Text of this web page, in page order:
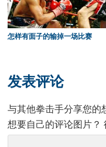
怎样有面子的输掉一场比赛
Interactions
发表评论
与其他拳击手分享您的
想要自己的评论图片？